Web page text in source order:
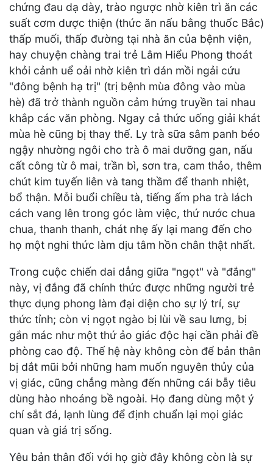
chứng đau dạ dày, trào ngược nhờ kiên trì ăn các
suất cơm dược thiện (thức ăn nấu bằng thuốc Bắc)
thấp muối, thấp đường tại nhà ăn của bệnh viện,
hay chuyện chàng trai trẻ Lâm Hiểu Phong thoát
khỏi cảnh uể oải nhờ kiên trì dán mồi ngải cứu
"đông bệnh hạ trị" (trị bệnh mùa đông vào mùa
hè) đã trở thành nguồn cảm hứng truyền tai nhau
khắp các văn phòng. Ngay cả thức uống giải khát
mùa hè cũng bị thay thế. Ly trà sữa sâm panh béo
ngậy nhường ngôi cho trà ô mai dưỡng gan, nấu
cất công từ ô mai, trần bì, sơn tra, cam thảo, thêm
chút kim tuyến liên và tang thầm để thanh nhiệt,
bổ thận. Mỗi buổi chiều tà, tiếng ấm pha trà lách
cách vang lên trong góc làm việc, thứ nước chua
chua, thanh thanh, chát nhẹ ấy lại mang đến cho
họ một nghi thức làm dịu tâm hồn chân thật nhất.
Trong cuộc chiến dai dẳng giữa "ngọt" và "đắng"
này, vị đắng đã chính thức được những người trẻ
thực dụng phong làm đại diện cho sự lý trí, sự
thức tỉnh; còn vị ngọt ngào bị lùi về sau lưng, bị
gắn mác như một thứ ảo giác độc hại cần phải đề
phòng cao độ. Thế hệ này không còn để bản thân
bị dắt mũi bởi những ham muốn nguyên thủy của
vị giác, cũng chẳng màng đến những cái bẫy tiêu
dùng hào nhoáng bề ngoài. Họ đang dùng một ý
chí sắt đá, lạnh lùng để định chuẩn lại mọi giác
quan và giá trị sống.
Yêu bản thân đối với họ giờ đây không còn là sự